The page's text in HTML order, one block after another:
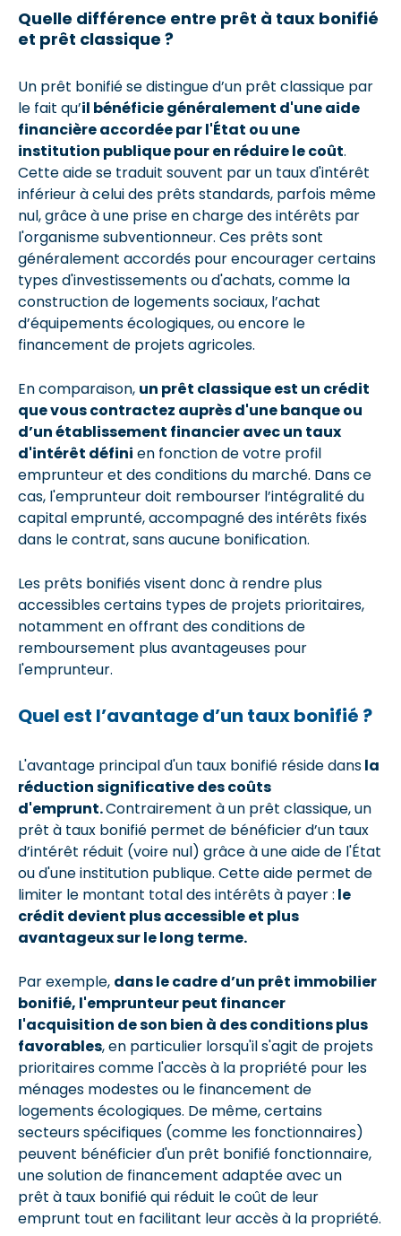
Quelle différence entre prêt à taux bonifié
et prêt classique ?
Un prêt bonifié se distingue d’un prêt classique par
le fait qu’il bénéficie généralement d'une aide
financière accordée par l'État ou une
institution publique pour en réduire le coût.
Cette aide se traduit souvent par un taux d'intérêt
inférieur à celui des prêts standards, parfois même
nul, grâce à une prise en charge des intérêts par
l'organisme subventionneur. Ces prêts sont
généralement accordés pour encourager certains
types d'investissements ou d'achats, comme la
construction de logements sociaux, l’achat
d’équipements écologiques, ou encore le
financement de projets agricoles.
En comparaison, un prêt classique est un crédit
que vous contractez auprès d'une banque ou
d’un établissement financier avec un taux
d'intérêt défini en fonction de votre profil
emprunteur et des conditions du marché. Dans ce
cas, l'emprunteur doit rembourser l’intégralité du
capital emprunté, accompagné des intérêts fixés
dans le contrat, sans aucune bonification.
Les prêts bonifiés visent donc à rendre plus
accessibles certains types de projets prioritaires,
notamment en offrant des conditions de
remboursement plus avantageuses pour
l'emprunteur.
Quel est l’avantage d’un taux bonifié ?
L'avantage principal d'un taux bonifié réside dansla
réduction significative des coûts
d'emprunt.Contrairement à un prêt classique, un
prêt à taux bonifié permet de bénéficier d’un taux
d’intérêt réduit (voire nul) grâce à une aide de l'État
ou d'une institution publique. Cette aide permet de
limiter le montant total des intérêts à payer : le
crédit devient plus accessible et plus
avantageux sur le long terme.
Par exemple, dans le cadre d’un prêt immobilier
bonifié, l'emprunteur peut financer
l'acquisition de son bien à des conditions plus
favorables, en particulier lorsqu'il s'agit de projets
prioritaires comme l'accès à la propriété pour les
ménages modestes ou le financement de
logements écologiques. De même, certains
secteurs spécifiques (comme les fonctionnaires)
peuvent bénéficier d'un prêt bonifié fonctionnaire,
une solution de financement adaptée avec un
prêt à taux bonifié qui réduit le coût de leur
emprunt tout en facilitant leur accès à la propriété.